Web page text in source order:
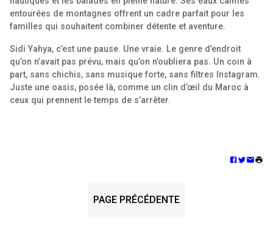
entourées de montagnes offrent un cadre parfait pour les
familles qui souhaitent combiner détente et aventure.
Sidi Yahya, c’est une pause. Une vraie. Le genre d’endroit
qu’on n’avait pas prévu, mais qu’on n’oubliera pas. Un coin à
part, sans chichis, sans musique forte, sans filtres Instagram.
Juste une oasis, posée là, comme un clin d’œil du Maroc à
ceux qui prennent le temps de s’arrêter.
PAGE PRÉCÉDENTE